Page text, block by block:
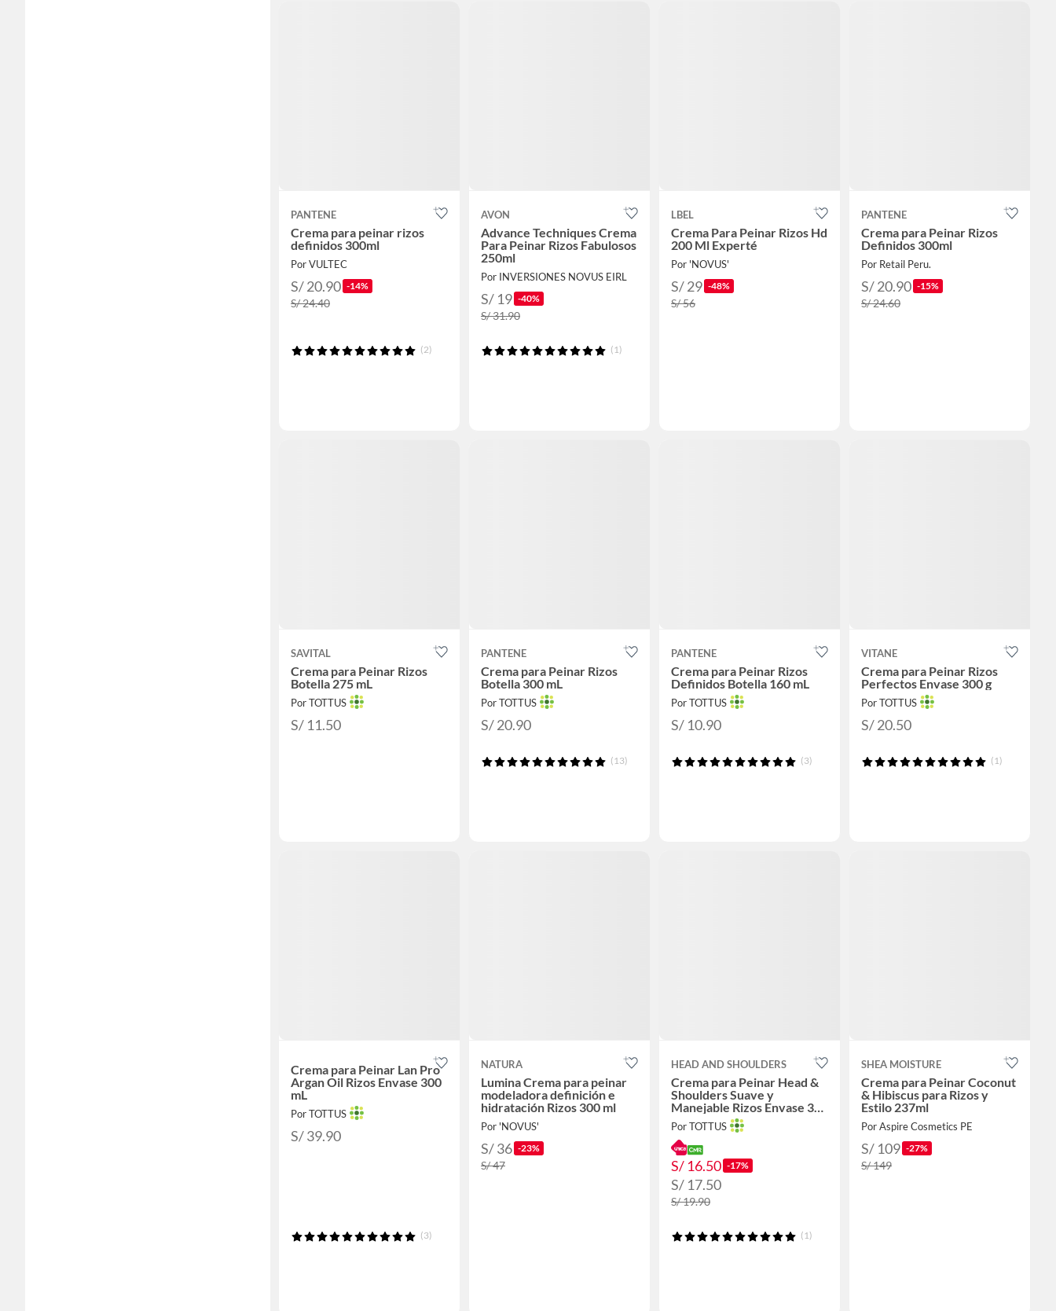
PANTENE
Crema para peinar rizos
definidos 300ml
Por VULTEC
S/ 20.90 -14%
S/ 24.40
(2)
AVON
Advance Techniques Crema
Para Peinar Rizos Fabulosos
250ml
Por INVERSIONES NOVUS EIRL
S/ 19 -40%
S/ 31.90
(1)
LBEL
Crema Para Peinar Rizos Hd
200 Ml Experté
Por 'NOVUS'
S/ 29 -48%
S/ 56
PANTENE
Crema para Peinar Rizos
Definidos 300ml
Por Retail Peru.
S/ 20.90 -15%
S/ 24.60
SAVITAL
Crema para Peinar Rizos
Botella 275 mL
Por TOTTUS
S/ 11.50
PANTENE
Crema para Peinar Rizos
Botella 300 mL
Por TOTTUS
S/ 20.90
(13)
PANTENE
Crema para Peinar Rizos
Definidos Botella 160 mL
Por TOTTUS
S/ 10.90
(3)
VITANE
Crema para Peinar Rizos
Perfectos Envase 300 g
Por TOTTUS
S/ 20.50
(1)
Crema para Peinar Lan Pro
Argan Oil Rizos Envase 300
mL
Por TOTTUS
S/ 39.90
(3)
NATURA
Lumina Crema para peinar
modeladora definición e
hidratación Rizos 300 ml
Por 'NOVUS'
S/ 36 -23%
S/ 47
HEAD AND SHOULDERS
Crema para Peinar Head &
Shoulders Suave y
Manejable Rizos Envase 300
mL
Por TOTTUS
S/ 16.50 -17%
S/ 17.50
S/ 19.90
(1)
SHEA MOISTURE
Crema para Peinar Coconut
& Hibiscus para Rizos y
Estilo 237ml
Por Aspire Cosmetics PE
S/ 109 -27%
S/ 149